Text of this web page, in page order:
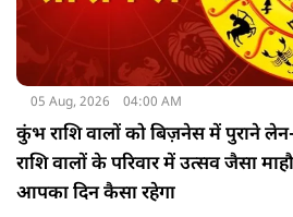
05 Aug, 2026 04:00 AM
कुंभ राशि वालों को बिज़नेस में पुराने
राशि वालों के परिवार में उत्सव जैसा
आपका दिन कैसा रहेगा